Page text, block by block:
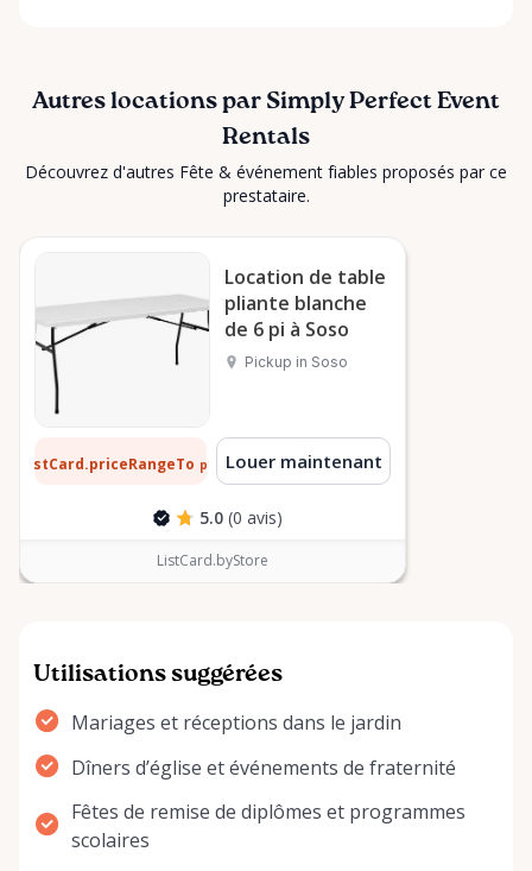
Autres locations par Simply Perfect Event
Rentals
Découvrez d'autres Fête & événement fiables proposés par ce
prestataire.
Location de table
pliante blanche
de 6 pi à Soso
Pickup in Soso
ListCard.priceRangeTo par jourLouer maintenant
5.0 (0 avis)
ListCard.byStore
Utilisations suggérées
Mariages et réceptions dans le jardin
Dîners d’église et événements de fraternité
Fêtes de remise de diplômes et programmes
scolaires